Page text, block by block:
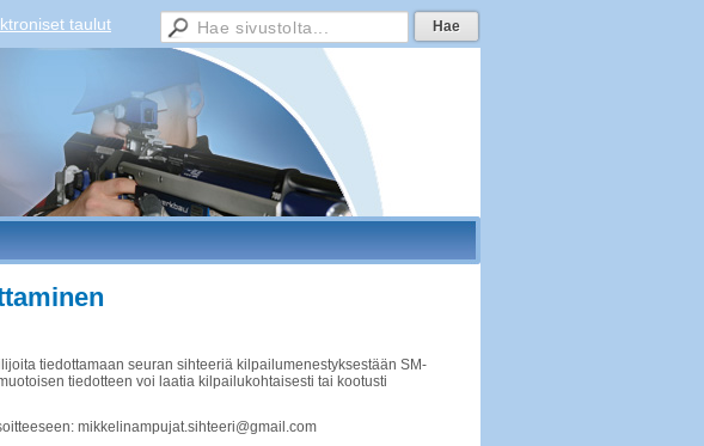
taulut
tiedottamaan seuran sihteeriä kilpailumenestyksestään SM-
tiedotteen voi laatia kilpailukohtaisesti tai kootusti
mikkelinampujat.sihteeri@gmail.com